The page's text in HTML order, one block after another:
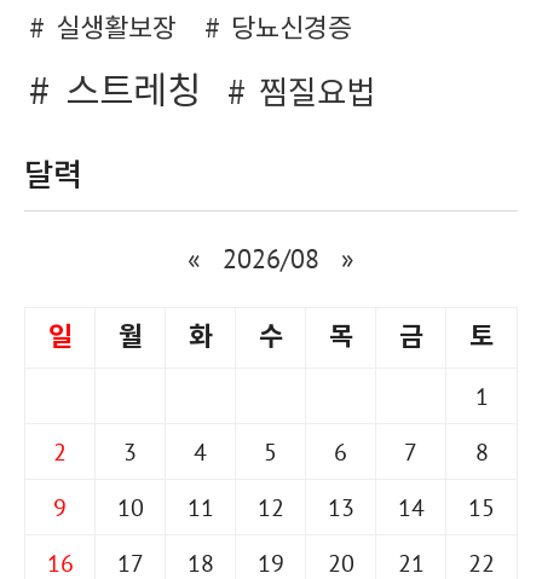
실생활보장
당뇨신경증
스트레칭 찜질요법
달력
« 2026/08 »
일 월 화 수 목 금 토
1
2
3 4 5 6 7
8
9
10 11 12 13 14
15
16
17 18 19 20 21
22